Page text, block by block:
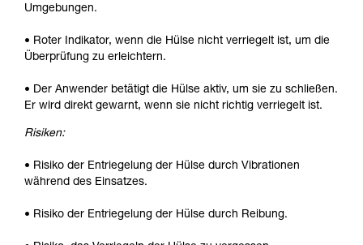
Umgebungen.
• Roter Indikator, wenn die Hülse nicht verriegelt ist, um die
Überprüfung zu erleichtern.
• Der Anwender betätigt die Hülse aktiv, um sie zu schließen.
Er wird direkt gewarnt, wenn sie nicht richtig verriegelt ist.
Risiken:
• Risiko der Entriegelung der Hülse durch Vibrationen
während des Einsatzes.
• Risiko der Entriegelung der Hülse durch Reibung.